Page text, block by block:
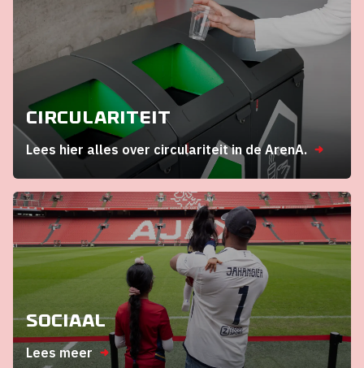
Circulariteit
Lees hier alles over circulariteit in de ArenA.
Sociaal
Lees meer